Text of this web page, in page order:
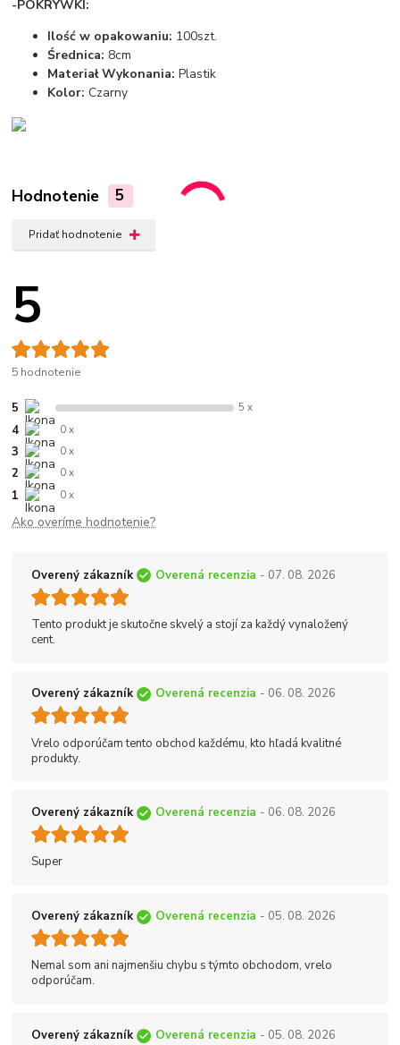
-POKRYWKI:
Ilość w opakowaniu: 100szt.
Średnica: 8cm
Materiał Wykonania:Plastik
Kolor:Czarny
Hodnotenie 5
Pridať hodnotenie
5
5 hodnotenie
5 5 x
4 0 x
3 0 x
2 0 x
1 0 x
Ako overíme hodnotenie?
Overený zákazník Overená recenzia - 07. 08. 2026
Tento produkt je skutočne skvelý a stojí za každý vynaložený
cent.
Overený zákazník Overená recenzia - 06. 08. 2026
Vrelo odporúčam tento obchod každému, kto hľadá kvalitné
produkty.
Overený zákazník Overená recenzia - 06. 08. 2026
Super
Overený zákazník Overená recenzia - 05. 08. 2026
Nemal som ani najmenšiu chybu s týmto obchodom, vrelo
odporúčam.
Overený zákazník Overená recenzia - 05. 08. 2026